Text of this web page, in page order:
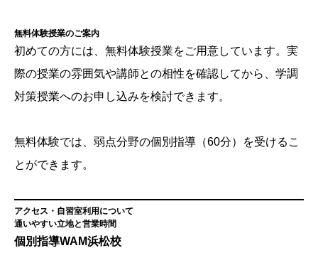
無料体験授業のご案内
初めての方には、無料体験授業をご用意しています。実
際の授業の雰囲気や講師との相性を確認してから、学調
対策授業へのお申し込みを検討できます。
無料体験では、弱点分野の個別指導（60分）を受けるこ
とができます。
アクセス・自習室利用について
通いやすい立地と営業時間
個別指導WAM浜松校